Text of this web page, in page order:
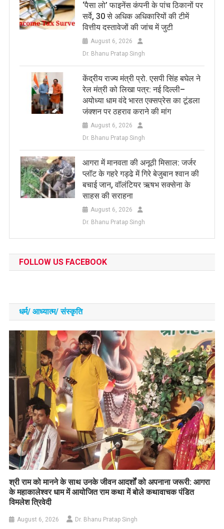
‘पैसा लो’ फाइनेंस कंपनी के पांच ठिकानों पर
सर्वे, 30 से अधिक अधिकारियों की टीमें
वित्तीय दस्तावेजों की जांच में जुटी
August 6, 2026
Dr. Bhanu Pratap Singh
केंद्रीय राज्य मंत्री प्रो. एसपी सिंह बघेल ने
रेल मंत्री को लिखा पत्र: नई दिल्ली–
अयोध्या धाम वंदे भारत एक्सप्रेस का टूंडला
जंक्शन पर ठहराव कराने की मांग
August 6, 2026
Dr. Bhanu Pratap Singh
आगरा में मानवता की अनूठी मिसाल: जर्जर
प्लॉट के गहरे गड्ढे में गिरे बेजुबान श्वान की
बचाई जान, वॉलंटियर ऋषभ सक्सेना के
साहस की सराहना
August 6, 2026
Dr. Bhanu Pratap Singh
FOLLOW US FACEBOOK
धर्म/ आध्‍यात्‍म/ संस्‍कृति
​श्री राम को मानने के साथ उनके जीवन आदर्शों को अपनाना जरूरी: आगरा
के महाकालेश्वर धाम में आयोजित राम कथा में बोले कथावाचक पंडित
विमलेश त्रिवेदी
August 6, 2026 Dr. Bhanu Pratap Singh